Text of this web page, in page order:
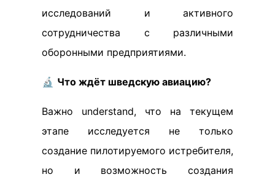
исследований и активного
сотрудничества с различными
оборонными предприятиями.
🔬 Что ждёт шведскую авиацию?
Важно understand, что на текущем
этапе исследуется не только
создание пилотируемого истребителя,
но и возможность создания